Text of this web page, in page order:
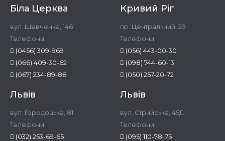
Біла Церква
вул. Шевченка, 146
Телефони:
(0456) 309-969
(066) 409-30-62
(067) 234-89-88
Кривий Ріг
пр. Центральний, 29
Телефони:
(056) 443-00-30
(098) 744-60-13
(050) 257-20-72
Львів
вул. Городоцька, 81
Телефони:
(032) 253-69-65
Львів
вул. Стрийська, 45Д
Телефони:
(095) 110-78-75